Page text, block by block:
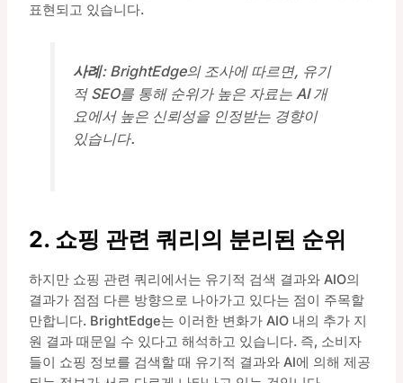
표현되고 있습니다.
사례: BrightEdge의 조사에 따르면, 유기
적 SEO를 통해 순위가 높은 자료는 AI 개
요에서 높은 신뢰성을 인정받는 경향이
있습니다.
2. 쇼핑 관련 쿼리의 분리된 순위
하지만 쇼핑 관련 쿼리에서는 유기적 검색 결과와 AIO의
결과가 점점 다른 방향으로 나아가고 있다는 점이 주목할
만합니다. BrightEdge는 이러한 변화가 AIO 내의 추가 지
원 결과 때문일 수 있다고 해석하고 있습니다. 즉, 소비자
들이 쇼핑 정보를 검색할 때 유기적 결과와 AI에 의해 제공